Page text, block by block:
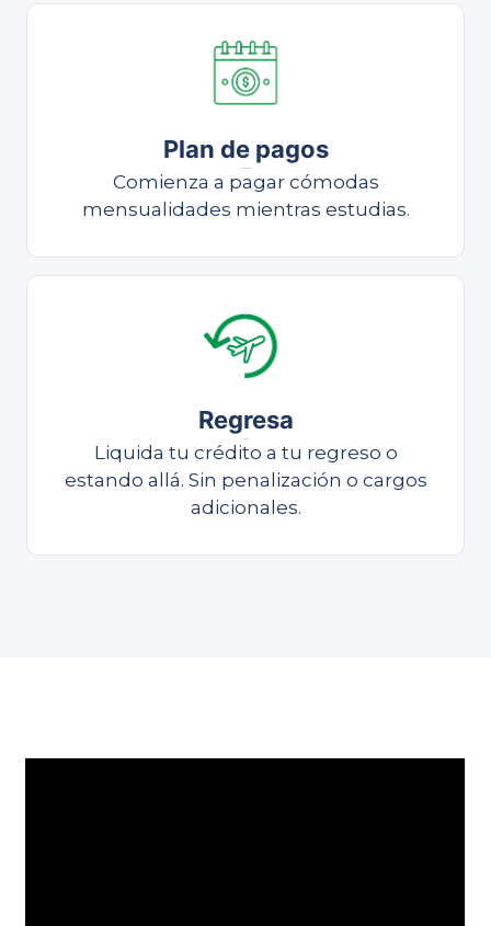
Plan de pagos
Comienza a pagar cómodas
mensualidades mientras estudias.
Regresa
Liquida tu crédito a tu regreso o
estando allá. Sin penalización o cargos
adicionales.